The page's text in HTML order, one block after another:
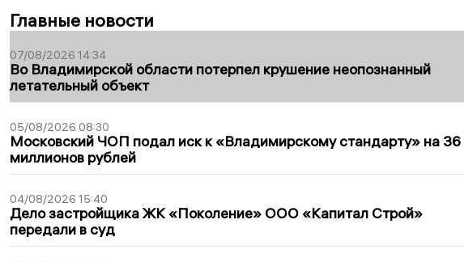
Главные новости
07/08/2026 14:34
Во Владимирской области потерпел крушение неопознанный
летательный объект
05/08/2026 08:30
Московский ЧОП подал иск к «Владимирскому стандарту» на 36
миллионов рублей
04/08/2026 15:40
Дело застройщика ЖК «Поколение» ООО «Капитал Строй»
передали в суд